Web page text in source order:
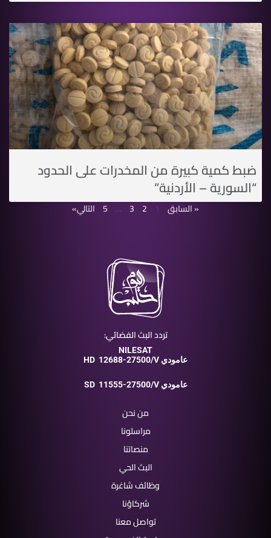
ضبط كمية كبيرة من المخدرات على الحدود
“السورية – الأردنية”
« السابق 1
2
3
…
5 التالي»
تردد البث الفضائي:
NILESAT
HD
12688-27500/V عامودي
SD 11555-27500/V عامودي
من نحن
مراسلونا
منصاتنا
البث الحي
وظائف شاغرة
شركاؤنا
تواصل معنا